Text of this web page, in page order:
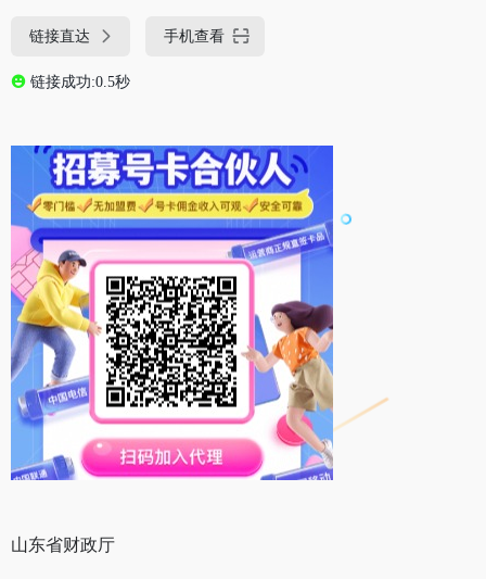
链接直达 手机查看
链接成功:0.5秒
山东省财政厅